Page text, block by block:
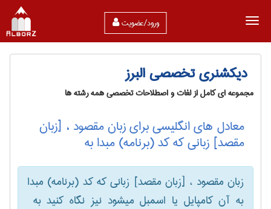
ورود/عضویت
دیکشنری تخصصی البرز
مجموعه ای کامل از لغات و اصطلاحات تخصصی همه رشته ها
معادل های انگلیسی برای زبان مقصود ، [زبان
مقصد] زبانی که کد (برنامه) مبدا به
زبان مقصود ، [زبان مقصد] زبانی که کد (برنامه) مبدا